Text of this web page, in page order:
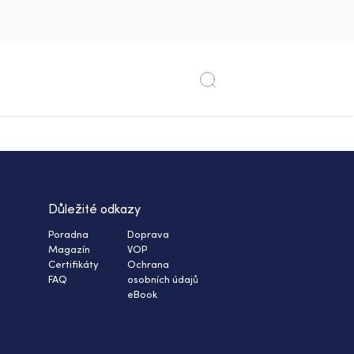
Důležité odkazy
Poradna
Magazín
Certifikáty
FAQ
Doprava
VOP
Ochrana
osobních údajů
eBook